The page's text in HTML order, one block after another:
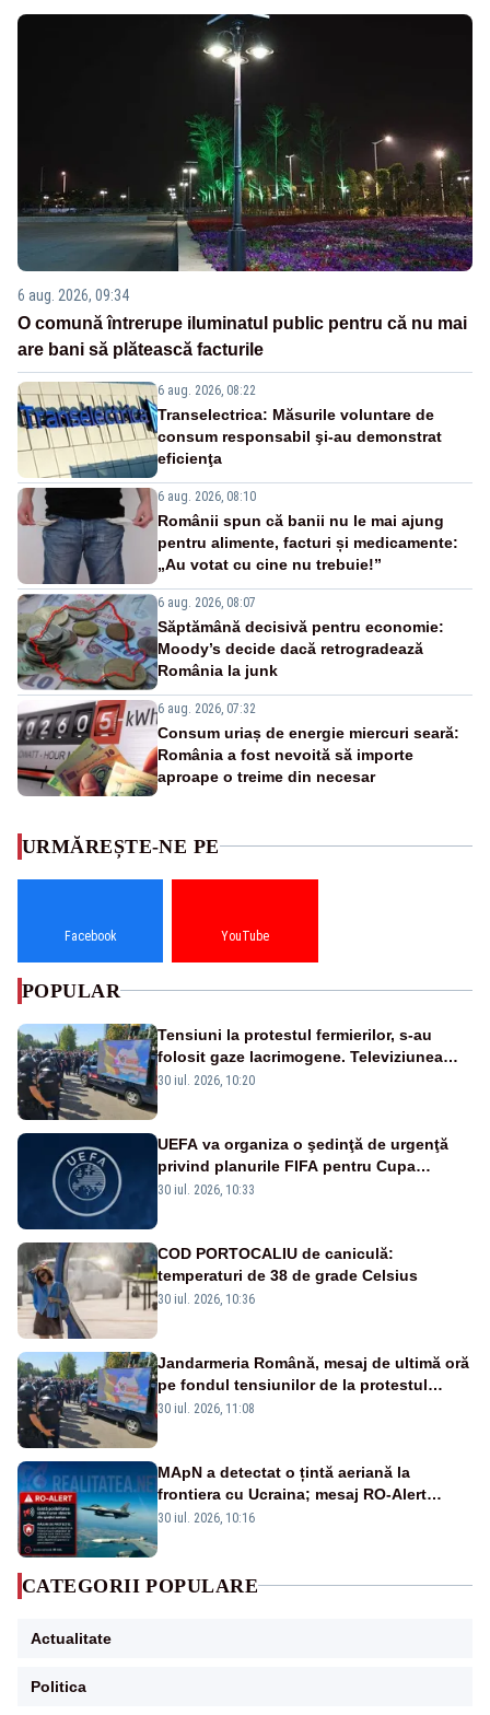
6 aug. 2026, 09:34
O comună întrerupe iluminatul public pentru că nu mai
are bani să plătească facturile
6 aug. 2026, 08:22
Transelectrica: Măsurile voluntare de
consum responsabil şi-au demonstrat
eficienţa
6 aug. 2026, 08:10
Românii spun că banii nu le mai ajung
pentru alimente, facturi și medicamente:
„Au votat cu cine nu trebuie!”
6 aug. 2026, 08:07
Săptămână decisivă pentru economie:
Moody’s decide dacă retrogradează
România la junk
6 aug. 2026, 07:32
Consum uriaș de energie miercuri seară:
România a fost nevoită să importe
aproape o treime din necesar
URMĂREȘTE-NE PE
Facebook YouTube
POPULAR
Tensiuni la protestul fermierilor, s-au
folosit gaze lacrimogene. Televiziunea
Poporului face apel la calm – LIVE TEXT
30 iul. 2026, 10:20
UEFA va organiza o şedinţă de urgenţă
privind planurile FIFA pentru Cupa
Mondială
30 iul. 2026, 10:33
COD PORTOCALIU de caniculă:
temperaturi de 38 de grade Celsius
30 iul. 2026, 10:36
Jandarmeria Română, mesaj de ultimă oră
pe fondul tensiunilor de la protestul
masiv al fermierilor - VIDEO
30 iul. 2026, 11:08
MApN a detectat o țintă aeriană la
frontiera cu Ucraina; mesaj RO-Alert
transmis în județul Tulcea
30 iul. 2026, 10:16
CATEGORII POPULARE
Actualitate
Politica